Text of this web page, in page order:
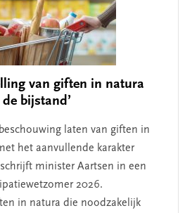
van giften in natura
bijstand’
laten van giften in
het aanvullende karakter
minister Aartsen in een
2026.
in natura die noodzakelijk